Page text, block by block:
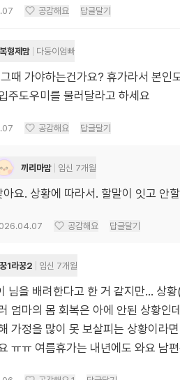
공감해요 답글달기
형제맘 다둥이엄빠
때 가야하는건가요? 휴가라서 본인
주도우미를 불러달라고 하세요
공감해요 답글달기
끼리마맘 임신 7개월
아요. 상황에 따라서. 할말이 잇고 안
공감해요 답글달기
1라꿍2 임신 7개월
님을 배려한다고 한 거 같지만... 상
엄마의 몸 회복은 아에 안된 상황인
가정을 많이 못 보살피는 상황이라
ㅠㅠ 여름휴가는 내년에도 와요 남